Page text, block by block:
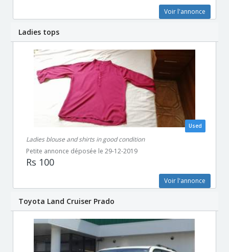
Voir l'annonce
Ladies tops
Used
Ladies blouse and shirts in good condition
Petite annonce déposée le 29-12-2019
Rs 100
Voir l'annonce
Toyota Land Cruiser Prado